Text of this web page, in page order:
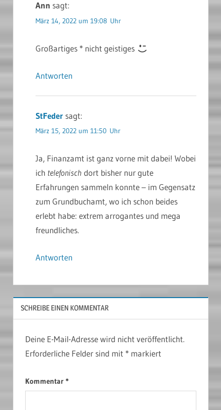
Ann sagt:
März 14, 2022 um 19:08 Uhr
Großartiges * nicht geistiges
Antworten
StFeder sagt:
März 15, 2022 um 11:50 Uhr
Ja, Finanzamt ist ganz vorne mit dabei! Wobei
ich telefonisch dort bisher nur gute
Erfahrungen sammeln konnte – im Gegensatz
zum Grundbuchamt, wo ich schon beides
erlebt habe: extrem arrogantes und mega
freundliches.
Antworten
SCHREIBE EINEN KOMMENTAR
Deine E-Mail-Adresse wird nicht veröffentlicht.
Erforderliche Felder sind mit *markiert
Kommentar *